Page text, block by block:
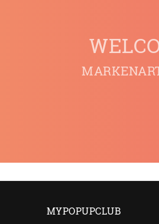
MYPOPUPCLUB